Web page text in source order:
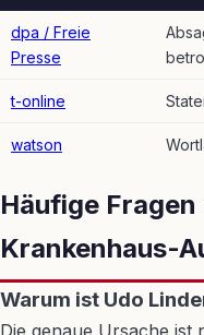
dpa / Freie
Presse
t-online
watson
Häufige
Krankenhaus-
Warum ist Udo
Die genaue Ursache ist